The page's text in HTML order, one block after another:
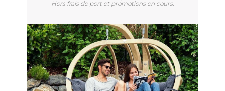
Hors frais de port et promotions en cours.